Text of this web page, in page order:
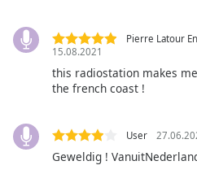
Font
Edge
Style
Pierre Latour
15.08.2021
this radiostation makes
the french coast !
User
Geweldig !